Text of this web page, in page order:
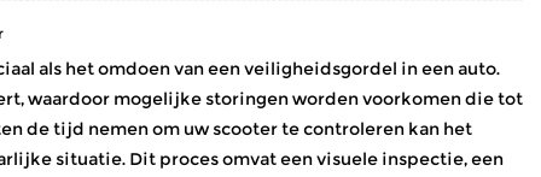
als het omdoen van een veiligheidsgordel in een auto.
waardoor mogelijke storingen worden voorkomen die tot
de tijd nemen om uw scooter te controleren kan het
situatie. Dit proces omvat een visuele inspectie, een